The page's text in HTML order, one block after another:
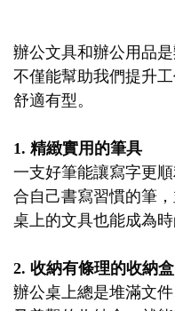
辦公文具和辦公用品
不僅能幫助我們提升
舒適有型。
1. 精緻實用的筆具
一支好筆能讓寫字更
合自己書寫習慣的筆
桌上的文具也能成為時
2. 收納有條理的收納盒
辦公桌上總是堆滿文